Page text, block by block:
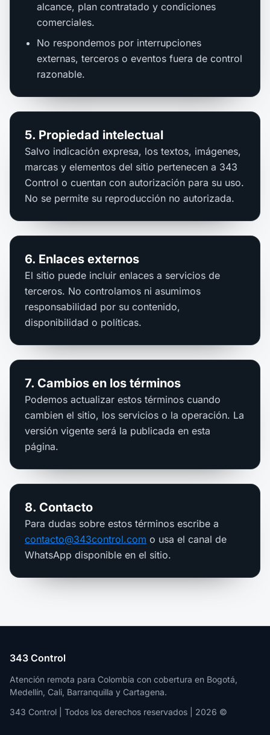
alcance, plan contratado y condiciones
comerciales.
No respondemos por interrupciones
externas, terceros o eventos fuera de control
razonable.
5. Propiedad intelectual
Salvo indicación expresa, los textos, imágenes,
marcas y elementos del sitio pertenecen a 343
Control o cuentan con autorización para su uso.
No se permite su reproducción no autorizada.
6. Enlaces externos
El sitio puede incluir enlaces a servicios de
terceros. No controlamos ni asumimos
responsabilidad por su contenido,
disponibilidad o políticas.
7. Cambios en los términos
Podemos actualizar estos términos cuando
cambien el sitio, los servicios o la operación. La
versión vigente será la publicada en esta
página.
8. Contacto
Para dudas sobre estos términos escribe a
contacto@343control.com o usa el canal de
WhatsApp disponible en el sitio.
343 Control
Atención remota para Colombia con cobertura en Bogotá,
Medellín, Cali, Barranquilla y Cartagena.
343 Control | Todos los derechos reservados | 2026 ©